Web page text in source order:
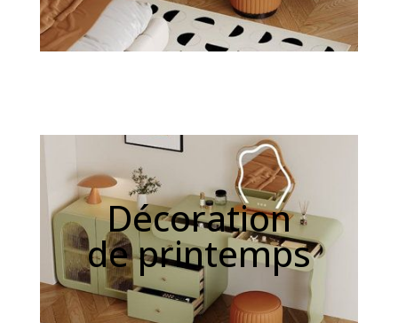
Décoration
de printemps